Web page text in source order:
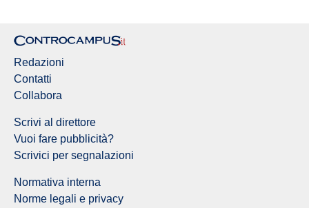
Redazioni
Contatti
Collabora
Scrivi al direttore
Vuoi fare pubblicità?
Scrivici per segnalazioni
Normativa interna
Norme legali e privacy